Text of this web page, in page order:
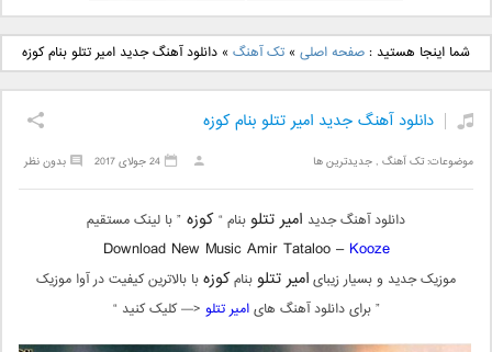
دانلود آهنگ جدید بهنام
بانی بنام قرص قمر 2
دانلود آهنگ جدید علی
یاسینی بنام دورترین نزدیک
شما اینجا هستید :صفحه اصلی »تک آهنگ »دانلود آهنگ جدید امیر تتلو بنام کوزه
دانلود آهنگ جدید امیر تتلو بنام کوزه
موضوعات:تک آهنگ ,جدیدترین ها بدون نظر 24 جولای 2017
دانلود آهنگ جدید امیر تتلوبنام “کوزه ” با لینک مستقیم
Download New Music Amir Tataloo – Kooze
موزیک جدید و بسیار زیبایامیر تتلوبنامکوزهبا بالاترین کیفیت در آوا موزیک
” برای دانلود آهنگ هایامیر تتلو <— کلیک کنید “